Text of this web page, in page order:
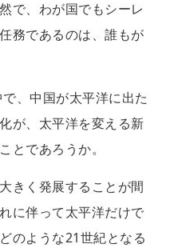
で、わが国でもシーレ
務であるのは、誰もが
、中国が太平洋に出た
が、太平洋を変える新
とであろうか。
きく発展することが間
に伴って太平洋だけで
のような21世紀となる